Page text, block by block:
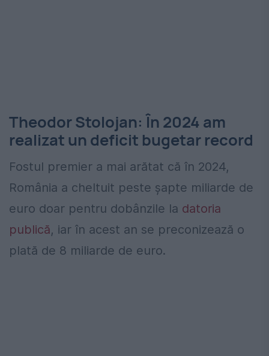
Theodor Stolojan: În 2024 am
realizat un deficit bugetar record
Fostul premier a mai arătat că în 2024,
România a cheltuit peste șapte miliarde de
euro doar pentru dobânzile la datoria
publică, iar în acest an se preconizează o
plată de 8 miliarde de euro.